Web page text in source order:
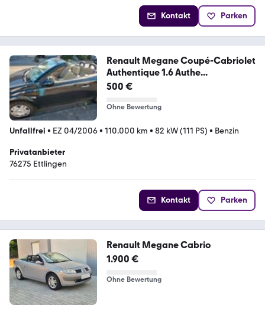
Kontakt Parken
Renault Megane Coupé-Cabriolet
Authentique 1.6 Authe...
500 €
Ohne Bewertung
Unfallfrei • EZ 04/2006• 110.000 km • 82 kW (111 PS) • Benzin
Privatanbieter
76275 Ettlingen
Kontakt Parken
Renault Megane Cabrio
1.900 €
Ohne Bewertung